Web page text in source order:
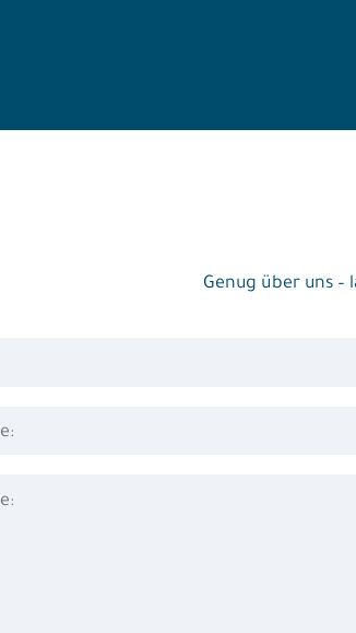
Genug über uns –